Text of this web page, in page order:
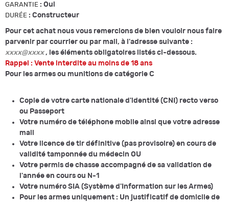
GARANTIE : Oui
DURÉE : Constructeur
Pour cet achat nous vous remercions de bien vouloir nous faire
parvenir par courrier ou par mail, à l'adresse suivante :
xxxx@xxxx, les éléments obligatoires listés ci-dessous.
Rappel : Vente interdite au moins de 18 ans
Pour les armes ou munitions de catégorie C
Copie de votre carte nationale d'identité (CNI) recto verso
ou Passeport
Votre numéro de téléphone mobile ainsi que votre adresse
mail
Votre licence de tir définitive (pas provisoire) en cours de
validité tamponnée du médecin OU
Votre permis de chasse accompagné de sa validation de
l'année en cours ou N-1
Votre numéro SIA (Système d'Information sur les Armes)
Pour les armes uniquement : Un justificatif de domicile de